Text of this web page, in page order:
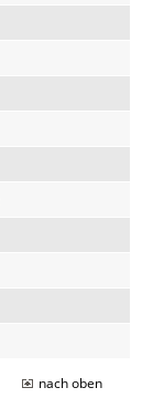
nach oben